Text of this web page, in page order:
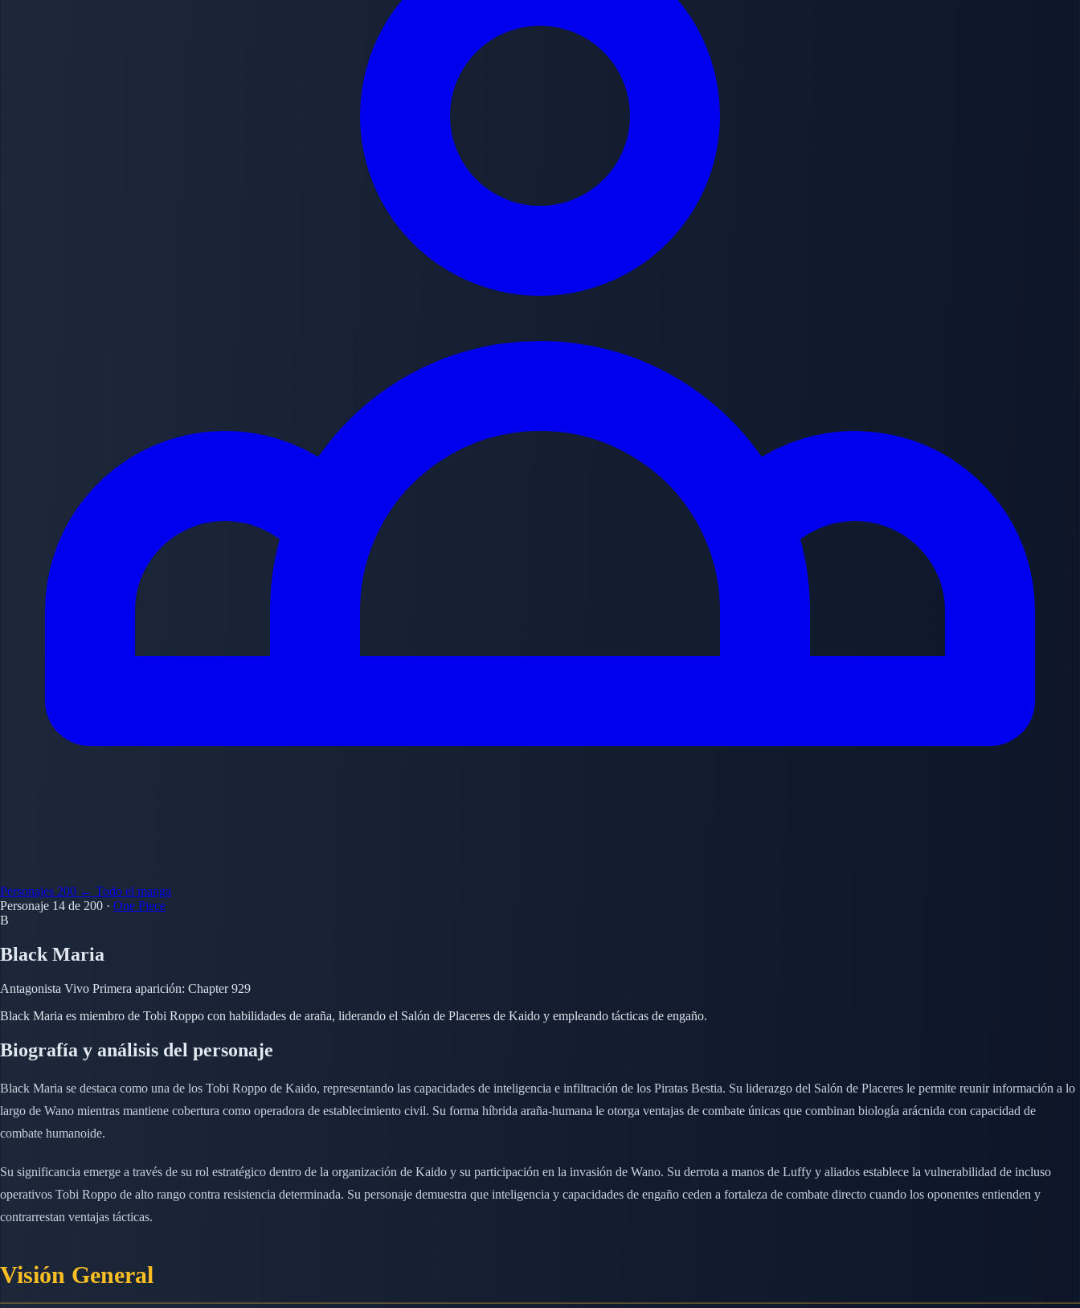
Personajes 200 ← Todo el manga
Personaje 14 de 200 · One Piece
B
Black Maria
Antagonista Vivo Primera aparición: Chapter 929
Black Maria es miembro de Tobi Roppo con habilidades de araña, liderando el Salón de Placeres de Kaido y empleando tácticas de engaño.
Biografía y análisis del personaje
Black Maria se destaca como una de los Tobi Roppo de Kaido, representando las capacidades de inteligencia e infiltración de los Piratas Bestia. Su liderazgo del Salón de Placeres le permite reunir información a lo
largo de Wano mientras mantiene cobertura como operadora de establecimiento civil. Su forma híbrida araña-humana le otorga ventajas de combate únicas que combinan biología arácnida con capacidad de
combate humanoide.
Su significancia emerge a través de su rol estratégico dentro de la organización de Kaido y su participación en la invasión de Wano. Su derrota a manos de Luffy y aliados establece la vulnerabilidad de incluso
operativos Tobi Roppo de alto rango contra resistencia determinada. Su personaje demuestra que inteligencia y capacidades de engaño ceden a fortaleza de combate directo cuando los oponentes entienden y
contrarrestan ventajas tácticas.
Visión General